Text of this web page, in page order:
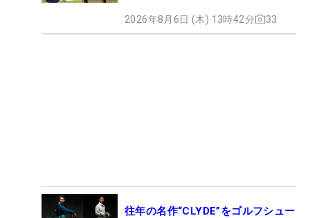
2026年8月6日 (木) 13時42分 33
往年の名作“CLYDE”をゴルフシュー